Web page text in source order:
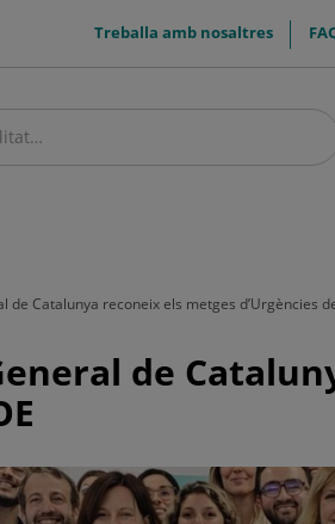
menuTop
Treballa amb nosaltres
de Catalunya reconeix els metges d’Urgències
de